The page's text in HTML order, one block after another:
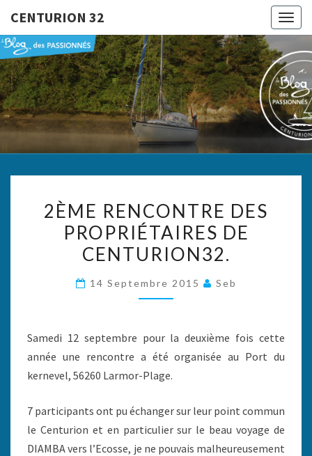
CENTURION 32
32
Le Blog
Des
Passionnés
RENCONTRE
DES
PROPRIÉTAIRES
CENTURION32.
2ÈME RENCONTRE DES
PROPRIÉTAIRES DE
CENTURION32.
14 Septembre 2015 Seb
Samedi 12 septembre pour la deuxième fois cette
année une rencontre a été organisée au Port du
kernevel, 56260 Larmor-Plage.
7 participants ont pu échanger sur leur point commun
le Centurion et en particulier sur le beau voyage de
DIAMBA vers l’Ecosse, je ne pouvais malheureusement